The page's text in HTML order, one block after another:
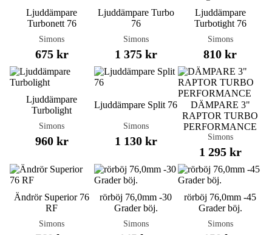
Ljuddämpare
Turbonett 76
Simons
675 kr
Ljuddämpare Turbo
76
Simons
1 375 kr
Ljuddämpare
Turbotight 76
Simons
810 kr
Ljuddämpare
Turbolight
Simons
960 kr
Ljuddämpare Split 76
Simons
1 130 kr
DÄMPARE 3"
RAPTOR TURBO
PERFORMANCE
Simons
1 295 kr
Ändrör Superior 76
RF
Simons
rörböj 76,0mm -30
Grader böj.
Simons
rörböj 76,0mm -45
Grader böj.
Simons